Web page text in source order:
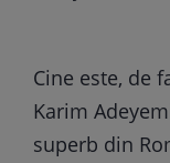
Cine este, de
Karim
superb din